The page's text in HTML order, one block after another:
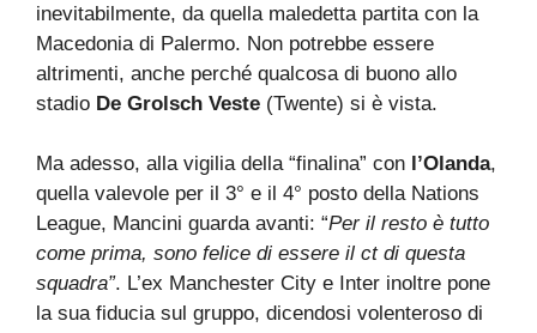
inevitabilmente, da quella maledetta partita con la
Macedonia di Palermo. Non potrebbe essere
altrimenti, anche perché qualcosa di buono allo
stadio De Grolsch Veste (Twente) si è vista.
Ma adesso, alla vigilia della “finalina” con l’Olanda,
quella valevole per il 3° e il 4° posto della Nations
League, Mancini guarda avanti: “Per il resto è tutto
come prima, sono felice di essere il ct di questa
squadra”. L’ex Manchester City e Inter inoltre pone
la sua fiducia sul gruppo, dicendosi volenteroso di